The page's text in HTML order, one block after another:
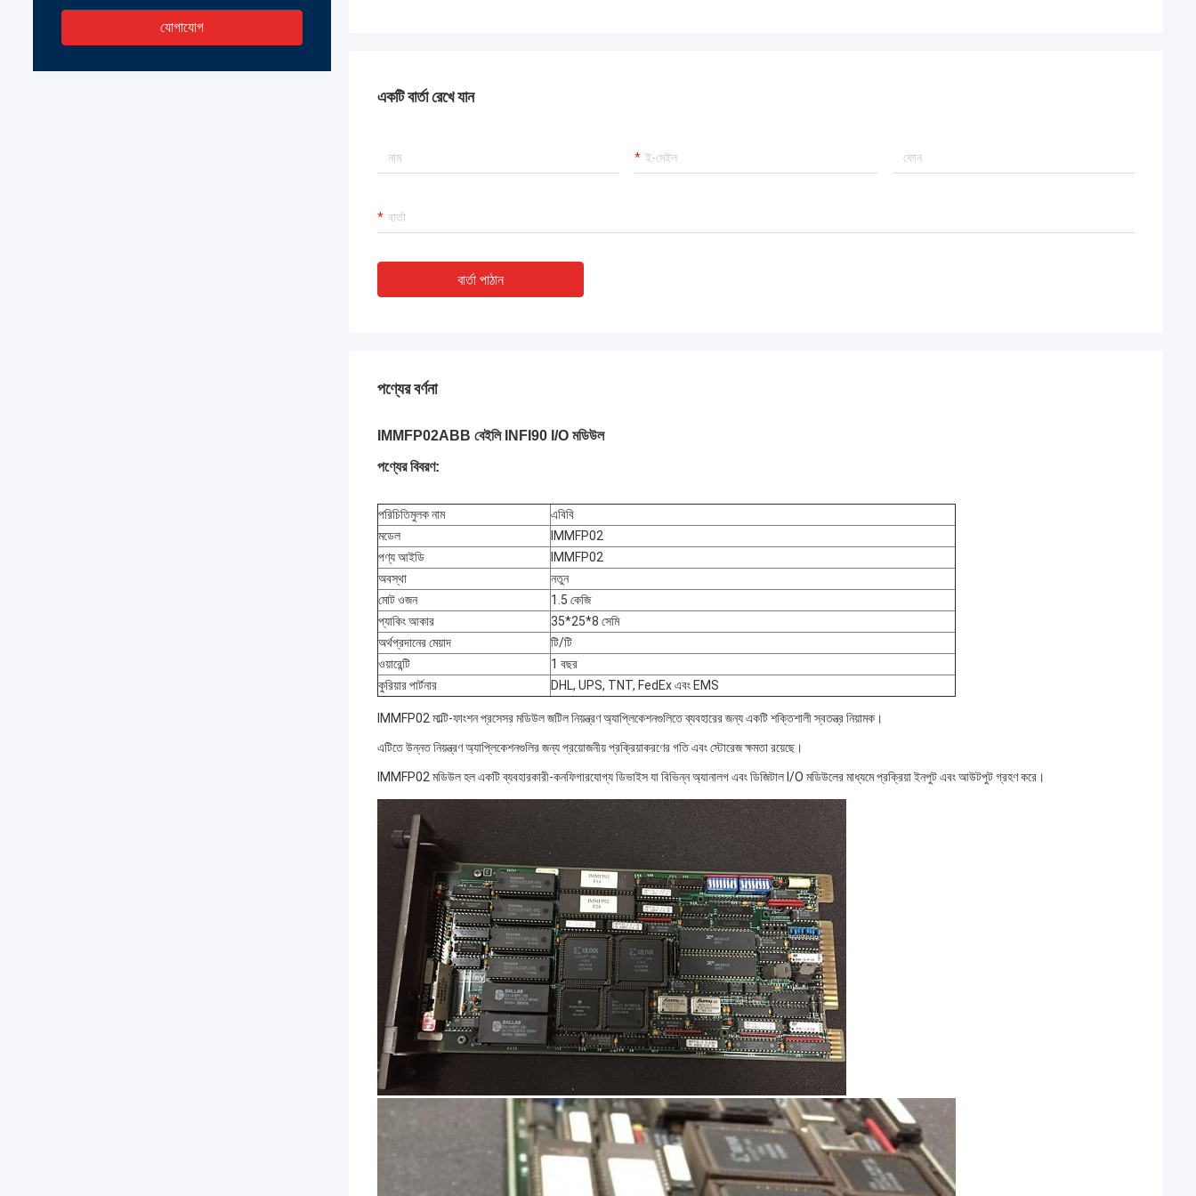
যোগাযোগ
একটি বার্তা রেখে যান
বার্তা পাঠান
পণ্যের বর্ণনা
IMMFP02ABB বেইলি INFI90 I/O মডিউল
পণ্যের বিবরণ:
পরিচিতিমুলক নাম
এবিবি
মডেল
IMMFP02
পণ্য আইডি
IMMFP02
অবস্থা
নতুন
মোট ওজন
1.5 কেজি
প্যাকিং আকার
35*25*8 সেমি
অর্থপ্রদানের মেয়াদ
টি/টি
ওয়ারেন্টি
1 বছর
কুরিয়ার পার্টনার
DHL, UPS, TNT, FedEx এবং EMS
IMMFP02 মাল্টি-ফাংশন প্রসেসর মডিউল জটিল নিয়ন্ত্রণ অ্যাপ্লিকেশনগুলিতে ব্যবহারের জন্য একটি শক্তিশালী স্বতন্ত্র নিয়ামক।
এটিতে উন্নত নিয়ন্ত্রণ অ্যাপ্লিকেশনগুলির জন্য প্রয়োজনীয় প্রক্রিয়াকরণের গতি এবং স্টোরেজ ক্ষমতা রয়েছে।
IMMFP02 মডিউল হল একটি ব্যবহারকারী-কনফিগারযোগ্য ডিভাইস যা বিভিন্ন অ্যানালগ এবং ডিজিটাল I/O মডিউলের মাধ্যমে প্রক্রিয়া ইনপুট এবং আউটপুট গ্রহণ করে।